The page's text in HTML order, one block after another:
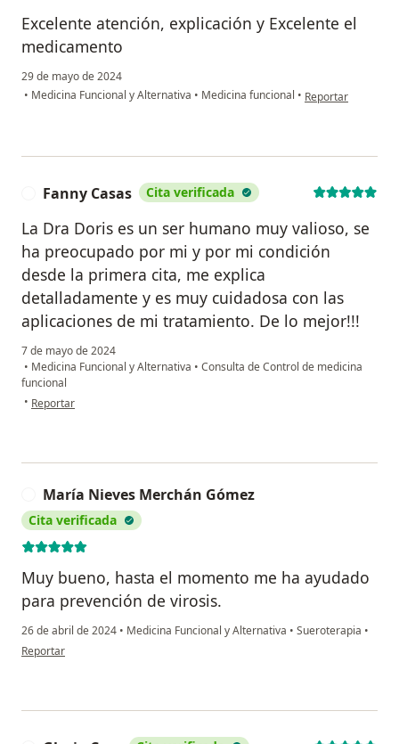
Excelente atención, explicación y Excelente el
medicamento
29 de mayo de 2024
• Medicina Funcional y Alternativa • Medicina funcional • en opinión del
Reportar
Fanny Casas Cita verificada
La Dra Doris es un ser humano muy valioso, se
ha preocupado por mi y por mi condición
desde la primera cita, me explica
detalladamente y es muy cuidadosa con las
aplicaciones de mi tratamiento. De lo mejor!!!
7 de mayo de 2024
• Medicina Funcional y Alternativa • Consulta de Control de medicina
funcional
• en opinión del usuario Fanny Casas
Reportar
María Nieves Merchán Gómez
Cita verificada
Muy bueno, hasta el momento me ha ayudado
para prevención de virosis.
26 de abril de 2024 • Medicina Funcional y Alternativa • Sueroterapia •
en opinión del usuario María Nieves Merchán Gómez
Reportar